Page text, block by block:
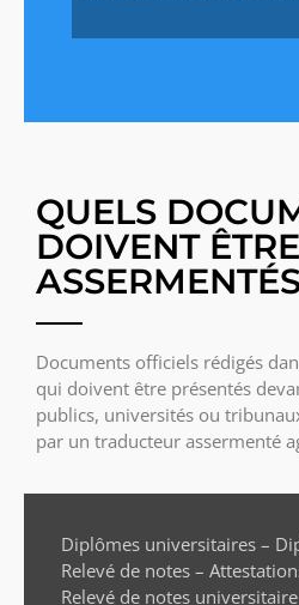
QUELS
DOIVENT ÊTRE
Documents officiels rédigés
qui doivent être présentés
publics, universités ou
par un traducteur assermenté
Diplômes universitaires –
Relevé de notes –
Relevé de notes